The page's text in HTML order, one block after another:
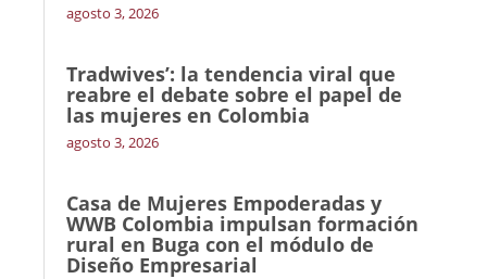
agosto 3, 2026
Tradwives’: la tendencia viral que
reabre el debate sobre el papel de
las mujeres en Colombia
agosto 3, 2026
Casa de Mujeres Empoderadas y
WWB Colombia impulsan formación
rural en Buga con el módulo de
Diseño Empresarial